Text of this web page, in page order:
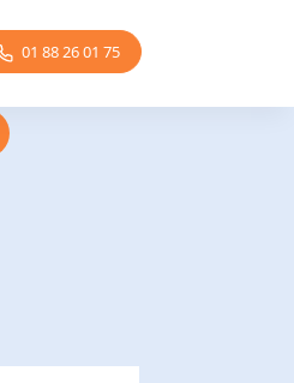
01 88 26 01 75